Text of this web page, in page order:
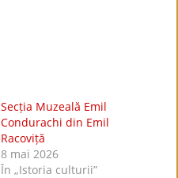
Secția Muzeală Emil
Condurachi din Emil
Racoviță
8 mai 2026
În „Istoria culturii”